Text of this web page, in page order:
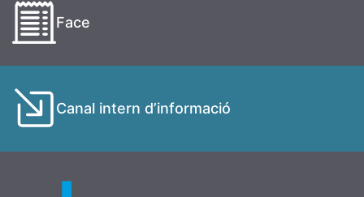
Face
Canal intern d’informació